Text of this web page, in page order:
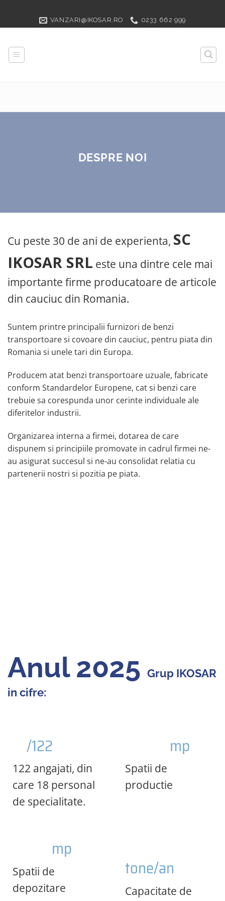
la
VANZARI@IKOSAR.RO 0233 662 999
DESPRE NOI
Cu peste 30 de ani de experienta, SC
IKOSAR SRL este una dintre cele mai
importante firme producatoare de articole
din cauciuc din Romania.
Suntem printre principalii furnizori de benzi
transportoare si covoare din cauciuc, pentru piata din
Romania si unele tari din Europa.
Producem atat benzi transportoare uzuale, fabricate
conform Standardelor Europene, cat si benzi care
trebuie sa corespunda unor cerinte individuale ale
diferitelor industrii.
Organizarea interna a firmei, dotarea de care
dispunem si principiile promovate in cadrul firmei ne-
au asigurat succesul si ne-au consolidat relatia cu
partenerii nostri si pozitia pe piata.
Anul 2025 Grup IKOSAR
in cifre:
/122
122 angajati, din
care 18 personal
de specialitate.
mp
Spatii de
productie
mp
Spatii de
depozitare
tone/an
Capacitate de